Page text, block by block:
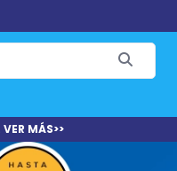
MÁS>>